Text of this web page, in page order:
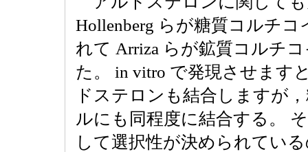
Hollenberg らが糖質コルチ
れて Arriza らが鉱質コルチ
た。 in vitro で発現させます
ドステロンも結合しますが
ルにも同程度に結合する。
して選択性が決められてい